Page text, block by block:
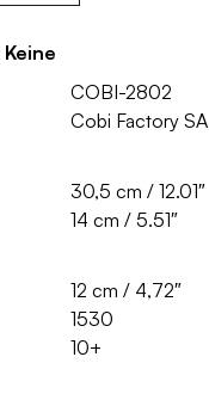
Keine
COBI-2802
Cobi Factory SA
30,5 cm / 12.01″
14 cm / 5.51″
12 cm / 4,72″
1530
10+